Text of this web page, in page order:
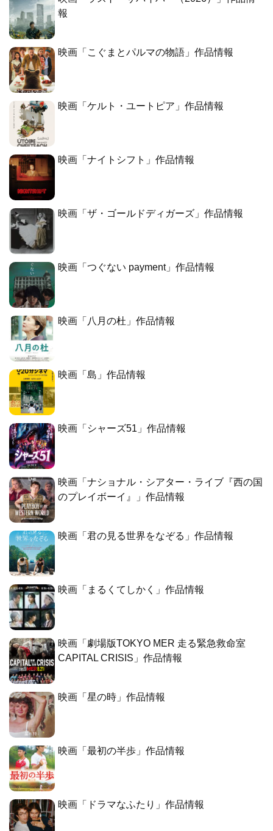
報
映画「こぐまとパルマの物語」作品情報
映画「ケルト・ユートピア」作品情報
映画「ナイトシフト」作品情報
映画「ザ・ゴールドディガーズ」作品情報
映画「つぐない payment」作品情報
映画「八月の杜」作品情報
映画「島」作品情報
映画「シャーズ51」作品情報
映画「ナショナル・シアター・ライブ『西の国
のプレイボーイ』」作品情報
映画「君の見る世界をなぞる」作品情報
映画「まるくてしかく」作品情報
映画「劇場版TOKYO MER 走る緊急救命室
CAPITAL CRISIS」作品情報
映画「星の時」作品情報
映画「最初の半歩」作品情報
映画「ドラマなふたり」作品情報